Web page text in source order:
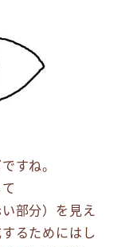
すね。
部分）を見え
るためにはし